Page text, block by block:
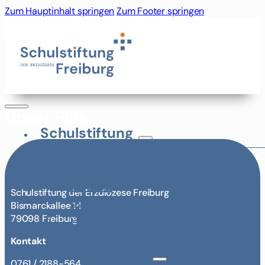
Zum Hauptinhalt springenZum Footer springen
Schulstiftung
Leitbild
Stiftungssatzung
Grundordnung
Schulstiftung der Erzdiözese Freiburg
Bismarckallee 14
79098 Freiburg
Kontakt